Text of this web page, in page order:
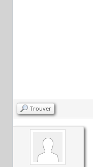
Trouver